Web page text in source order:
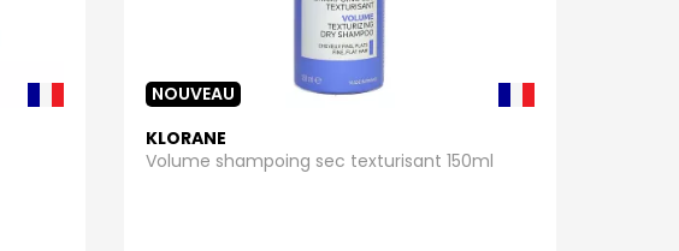
NOUVEAU
KLORANE
Volume shampoing sec texturisant 150ml